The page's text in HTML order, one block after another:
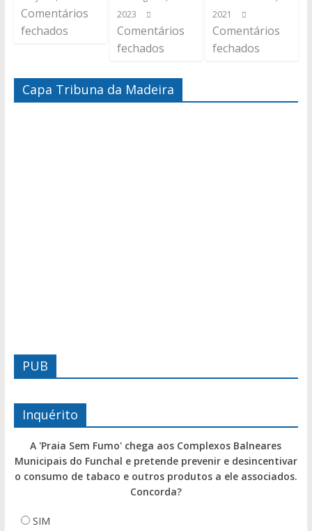
Comentários
fechados
2023
Comentários
fechados
2021
Comentários
fechados
Capa Tribuna da Madeira
PUB
Inquérito
A 'Praia Sem Fumo' chega aos Complexos Balneares
Municipais do Funchal e pretende prevenir e desincentivar
o consumo de tabaco e outros produtos a ele associados.
Concorda?
SIM